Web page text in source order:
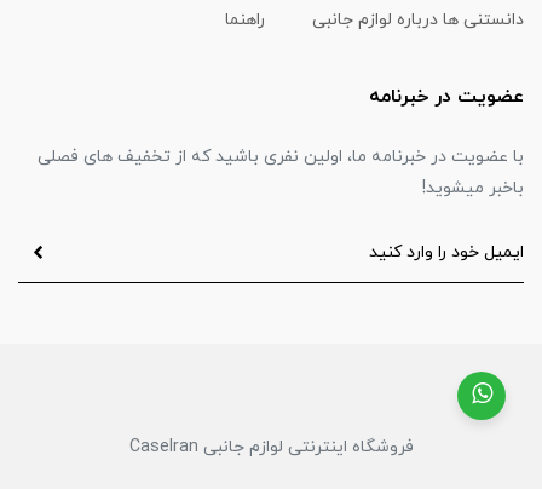
دانستنی ها درباره لوازم جانبی راهنما
عضویت در خبرنامه
با عضویت در خبرنامه ما، اولین نفری باشید که از تخفیف های فصلی
باخبر میشوید!
فروشگاه اینترنتی لوازم جانبی CaseIran